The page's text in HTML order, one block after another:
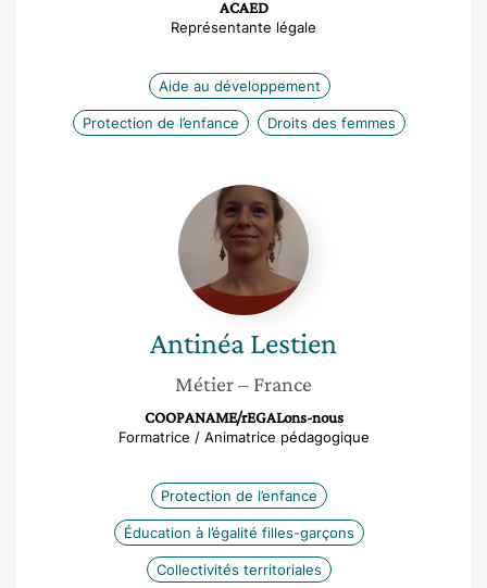
ACAED
Représentante légale
Aide au développement
Protection de l’enfance Droits des femmes
Antinéa
Lestien
AntinéaLestien
Métier– France
COOPANAME/rEGALons-nous
Formatrice / Animatrice pédagogique
Protection de l’enfance
Éducation à l’égalité filles-garçons
Collectivités territoriales